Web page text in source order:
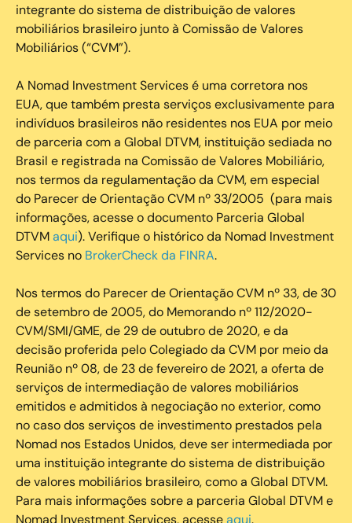
integrante do sistema de distribuição de valores
mobiliários brasileiro junto à Comissão de Valores
Mobiliários (“CVM”).
‍A Nomad Investment Services é uma corretora nos
EUA, que também presta serviços exclusivamente para
indivíduos brasileiros não residentes nos EUA por meio
de parceria com a Global DTVM, instituição sediada no
Brasil e registrada na Comissão de Valores Mobiliário,
nos termos da regulamentação da CVM, em especial
do Parecer de Orientação CVM nº 33/2005 (para mais
informações, acesse o documento Parceria Global
DTVMaqui). Verifique o histórico da Nomad Investment
Services no BrokerCheck da FINRA.
Nos termos do Parecer de Orientação CVM nº 33, de 30
de setembro de 2005, do Memorando nº 112/2020-
CVM/SMI/GME, de 29 de outubro de 2020, e da
decisão proferida pelo Colegiado da CVM por meio da
Reunião nº 08, de 23 de fevereiro de 2021, a oferta de
serviços de intermediação de valores mobiliários
emitidos e admitidos à negociação no exterior, como
no caso dos serviços de investimento prestados pela
Nomad nos Estados Unidos, deve ser intermediada por
uma instituição integrante do sistema de distribuição
de valores mobiliários brasileiro, como a Global DTVM.
Para mais informações sobre a parceria Global DTVM e
Nomad Investment Services, acesseaqui.